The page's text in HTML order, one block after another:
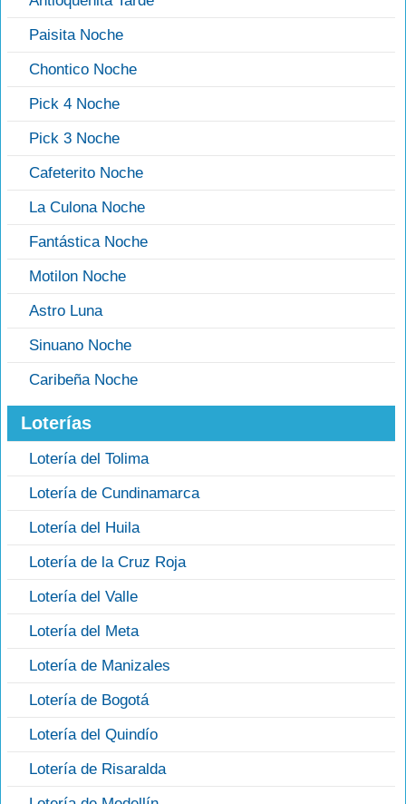
Paisita Noche
Chontico Noche
Pick 4 Noche
Pick 3 Noche
Cafeterito Noche
La Culona Noche
Fantástica Noche
Motilon Noche
Astro Luna
Sinuano Noche
Caribeña Noche
Loterías
Lotería del Tolima
Lotería de Cundinamarca
Lotería del Huila
Lotería de la Cruz Roja
Lotería del Valle
Lotería del Meta
Lotería de Manizales
Lotería de Bogotá
Lotería del Quindío
Lotería de Risaralda